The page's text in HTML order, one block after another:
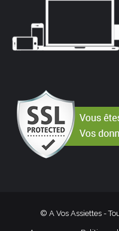
© A Vos Assiettes -